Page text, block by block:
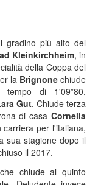
più alto del
Kleinkirchheim, in
della Coppa del
la Brignone chiude
di 1'09”80,
Gut. Chiude terza
di casa Cornelia
per l'italiana,
sua stagione dopo il
il 2017.
che chiude al quinto